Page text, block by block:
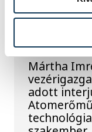
Mártha
adott